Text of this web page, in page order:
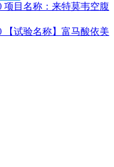
项目名称：来特莫韦空腹
【试验名称】富马酸依美